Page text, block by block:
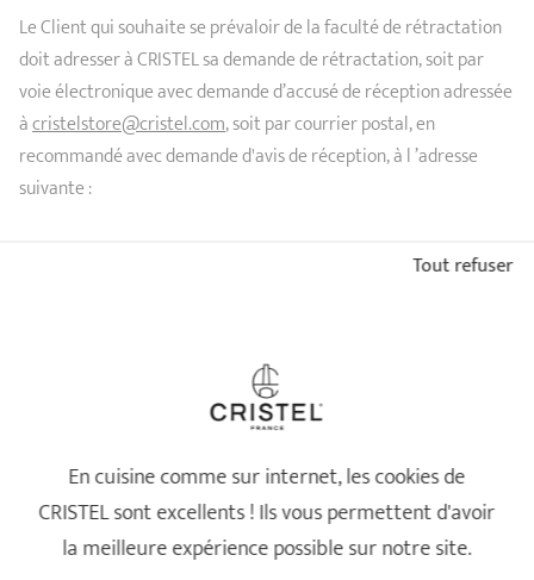
Le Client qui souhaite se prévaloir de la faculté de rétractation
doit adresser à CRISTEL sa demande de rétractation, soit par
voie électronique avec demande d’accusé de réception adressée
àcristelstore@cristel.com, soit par courrier postal, en
recommandé avec demande d'avis de réception, à l ’adresse
suivante :
F - 25490 FESCHES-LE-CHATEL
Pour formuler sa demande, le Client utilisera à son choix :
le formulaire de rétractation en ligne accessible à l'adresse
suivante :http://www.cristel.com/fr/contact?qid=34
En cuisine comme sur internet, les cookies de
CRISTEL sont excellents ! Ils vous permettent d'avoir
la meilleure expérience possible sur notre site.
Tout refuser